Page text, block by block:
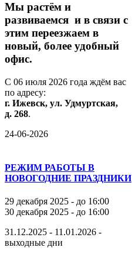
Мы растём и
развиваемся и в связи с
этим переезжаем в
новый, более удобный
офис.
С 06 июля 2026 года ждём вас
по адресу:
г. Ижевск, ул. Удмуртская,
д. 268.
24-06-2026
РЕЖИМ РАБОТЫ В
НОВОГОДНИЕ ПРАЗДНИКИ
29 декабря 2025 - до 16:00
30 декабря 2025 - до 16:00
31.12.2025 - 11.01.2026 -
выходные дни